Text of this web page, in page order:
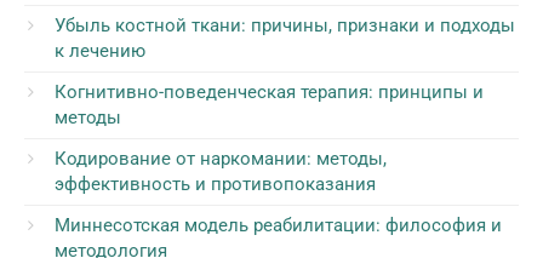
Убыль костной ткани: причины, признаки и подходы
к лечению
Когнитивно-поведенческая терапия: принципы и
методы
Кодирование от наркомании: методы,
эффективность и противопоказания
Миннесотская модель реабилитации: философия и
методология